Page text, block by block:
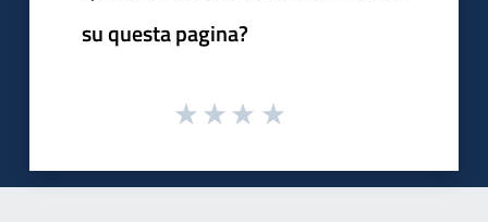
su questa pagina?